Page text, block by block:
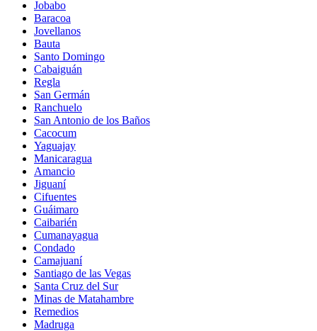
Jobabo
Baracoa
Jovellanos
Bauta
Santo Domingo
Cabaiguán
Regla
San Germán
Ranchuelo
San Antonio de los Baños
Cacocum
Yaguajay
Manicaragua
Amancio
Jiguaní
Cifuentes
Guáimaro
Caibarién
Cumanayagua
Condado
Camajuaní
Santiago de las Vegas
Santa Cruz del Sur
Minas de Matahambre
Remedios
Madruga